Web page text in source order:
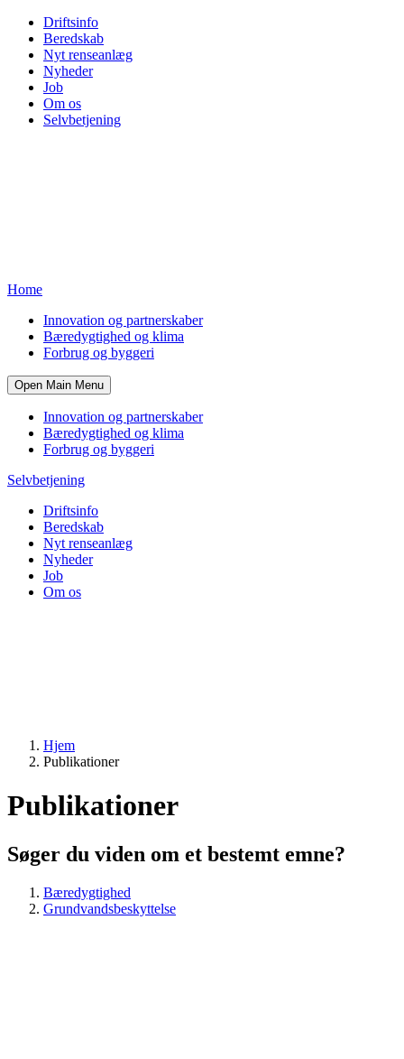
Driftsinfo
Beredskab
Nyt renseanlæg
Nyheder
Job
Om os
Selvbetjening
Home
Innovation og partnerskaber
Bæredygtighed og klima
Forbrug og byggeri
Open Main Menu
Innovation og partnerskaber
Bæredygtighed og klima
Forbrug og byggeri
Selvbetjening
Driftsinfo
Beredskab
Nyt renseanlæg
Nyheder
Job
Om os
Hjem
Publikationer
Publikationer
Søger du viden om et bestemt emne?
Bæredygtighed
Grundvandsbeskyttelse